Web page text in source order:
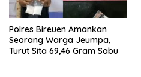
Polres Bireuen Amankan
Seorang Warga Jeumpa,
Turut Sita 69,46 Gram Sabu